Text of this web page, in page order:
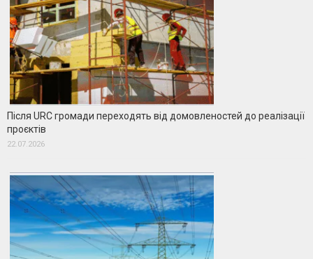
Після URC громади переходять від домовленостей до реалізації
проєктів
22.07.2026